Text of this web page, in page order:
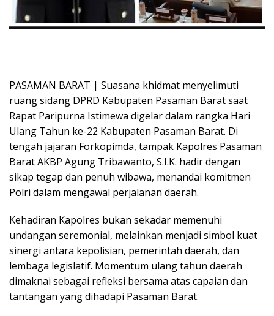
PASAMAN BARAT | Suasana khidmat menyelimuti
ruang sidang DPRD Kabupaten Pasaman Barat saat
Rapat Paripurna Istimewa digelar dalam rangka Hari
Ulang Tahun ke-22 Kabupaten Pasaman Barat. Di
tengah jajaran Forkopimda, tampak Kapolres Pasaman
Barat AKBP Agung Tribawanto, S.I.K. hadir dengan
sikap tegap dan penuh wibawa, menandai komitmen
Polri dalam mengawal perjalanan daerah.
Kehadiran Kapolres bukan sekadar memenuhi
undangan seremonial, melainkan menjadi simbol kuat
sinergi antara kepolisian, pemerintah daerah, dan
lembaga legislatif. Momentum ulang tahun daerah
dimaknai sebagai refleksi bersama atas capaian dan
tantangan yang dihadapi Pasaman Barat.